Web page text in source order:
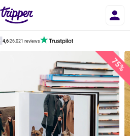
4,6|26.021 reviews
75%